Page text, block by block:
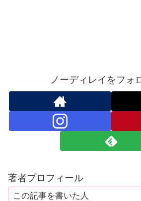
ノーディレイをフォ
著者プロフィール
この記事を書いた人